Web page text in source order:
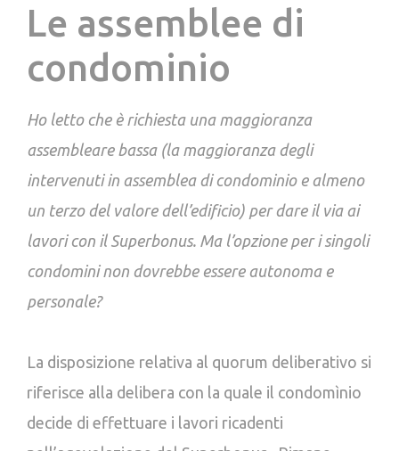
Le assemblee di
condominio
Ho letto che è richiesta una maggioranza
assembleare bassa (la maggioranza degli
intervenuti in assemblea di condominio e almeno
un terzo del valore dell’edificio) per dare il via ai
lavori con il Superbonus. Ma l’opzione per i singoli
condomini non dovrebbe essere autonoma e
personale?
La disposizione relativa al quorum deliberativo si
riferisce alla delibera con la quale il condomìnio
decide di effettuare i lavori ricadenti